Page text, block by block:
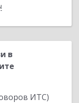
в
ИТС)